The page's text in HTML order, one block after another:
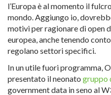
l’Europa è al momento il
mondo. Aggiungo io,
motivi per ragionare di open
europea, anche tenendo
regolano settori specifici.
In un utile fuori programma,
presentato il neonato gruppo
government data in seno al